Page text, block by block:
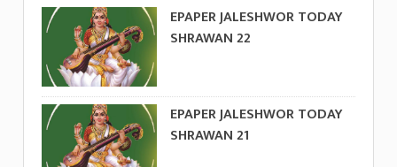
EPAPER JALESHWOR TODAY
SHRAWAN 22
EPAPER JALESHWOR TODAY
SHRAWAN 21